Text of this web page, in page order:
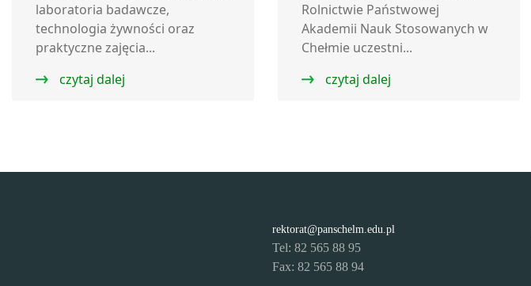
laboratoria badawcze,
technologia żywności oraz
praktyczne zajęcia...
czytaj dalej
Rolnictwie Państwowej
Akademii Nauk Stosowanych w
Chełmie uczestni...
czytaj dalej
rektorat@panschelm.edu.pl
Tel: 82 565 88 95
Fax: 82 565 88 94